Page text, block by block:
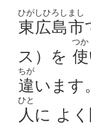
東広島市
ひがしひろしまし
ス）を 使
つか
違
ちが
います
人
ひと
に よく